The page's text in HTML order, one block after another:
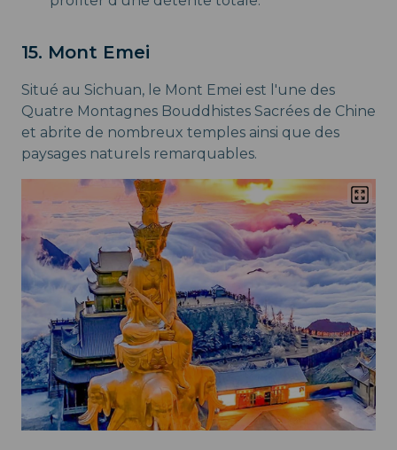
15. Mont Emei
Situé au Sichuan, le Mont Emei est l'une des
Quatre Montagnes Bouddhistes Sacrées de Chine
et abrite de nombreux temples ainsi que des
paysages naturels remarquables.